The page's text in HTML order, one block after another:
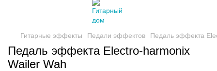
Гитарные эффекты Педали эффектов Педаль эффекта
Педаль эффекта Electro-harmonix
Wailer Wah